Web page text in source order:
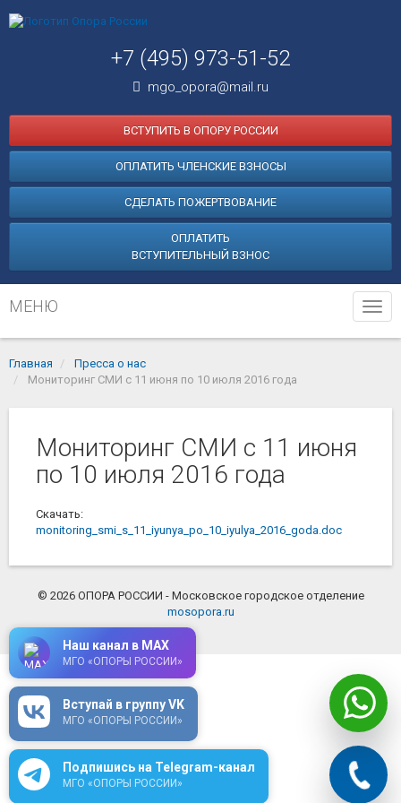
+7 (495) 973-51-52
mgo_opora@mail.ru
ВСТУПИТЬ В ОПОРУ РОССИИ
ОПЛАТИТЬ ЧЛЕНСКИЕ ВЗНОСЫ
СДЕЛАТЬ ПОЖЕРТВОВАНИЕ
ОПЛАТИТЬ
ВСТУПИТЕЛЬНЫЙ ВЗНОС
МЕНЮ
Главная
Пресса о нас
Мониторинг СМИ с 11 июня по 10 июля 2016 года
Мониторинг СМИ с 11 июня
по 10 июля 2016 года
Скачать:
monitoring_smi_s_11_iyunya_po_10_iyulya_2016_goda.doc
© 2026 ОПОРА РОССИИ - Московское городское отделение
mosopora.ru
Подпишись на Telegram-канал
МГО «ОПОРЫ РОССИИ»
Вступай в группу VK
МГО «ОПОРЫ РОССИИ»
Наш канал в MAX
МГО «ОПОРЫ РОССИИ»